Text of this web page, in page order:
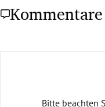
Kommentare